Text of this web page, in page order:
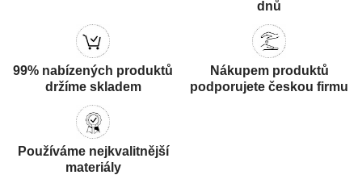
dnů
99% nabízených produktů
držíme skladem
Nákupem produktů
podporujete českou firmu
Používáme nejkvalitnější
materiály